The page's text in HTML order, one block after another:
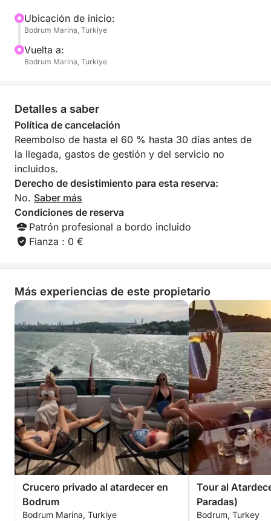
explorar maravillas submarinas o relajarse en
nuestra espaciosa cubierta, el itinerario le ofrece la
libertad de disfrutar del mar a su propio ritmo.
Nuestra moderna embarcación proporciona la
paisajes costeros.
Durante su viaje, le invitamos a una deliciosa
experiencia culinaria con un almuerzo recién
preparado servido en el agua. Con productos
locales de temporada, este momento gastronómico
en una cala panorámica es un verdadero punto
culminante del día. Guiado por una tripulación
experimentada comprometida con su seguridad y
comodidad, este tour creará recuerdos imborrables
de elegancia y descubrimiento en las aguas del
Egeo.
Ubicación de inicio:
Bodrum Marina, Turkiye
Vuelta a:
Bodrum Marina, Turkiye
Detalles a saber
Política de cancelación
Reembolso de hasta el 60 % hasta 30 días antes de
la llegada, gastos de gestión y del servicio no
incluidos.
Derecho de desistimiento para esta reserva:
No. Saber más
Condiciones de reserva
Patrón profesional a bordo incluido
Fianza : 0 €
Más experiencias de este propietario
Crucero privado al atardecer en
Bodrum
Bodrum Marina, Turkiye
Tour al
Paradas)
Bodrum, Turkey